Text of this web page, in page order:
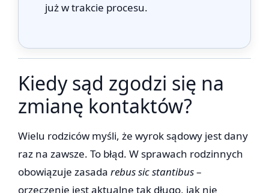
już w trakcie procesu.
Kiedy sąd zgodzi się na
zmianę kontaktów?
Wielu rodziców myśli, że wyrok sądowy jest dany
raz na zawsze. To błąd. W sprawach rodzinnych
obowiązuje zasada rebus sic stantibus–
orzeczenie jest aktualne tak długo, jak nie